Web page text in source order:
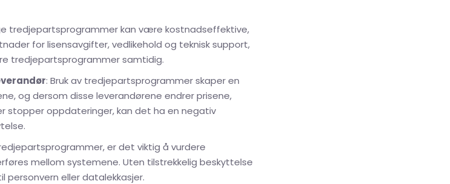
tredjepartsprogrammer kan være kostnadseffektive,
for lisensavgifter, vedlikehold og teknisk support,
tredjepartsprogrammer samtidig.
: Bruk av tredjepartsprogrammer skaper en
og dersom disse leverandørene endrer prisene,
stopper oppdateringer, kan det ha en negativ
er det viktig å vurdere
mellom systemene. Uten tilstrekkelig beskyttelse
eller datalekkasjer.